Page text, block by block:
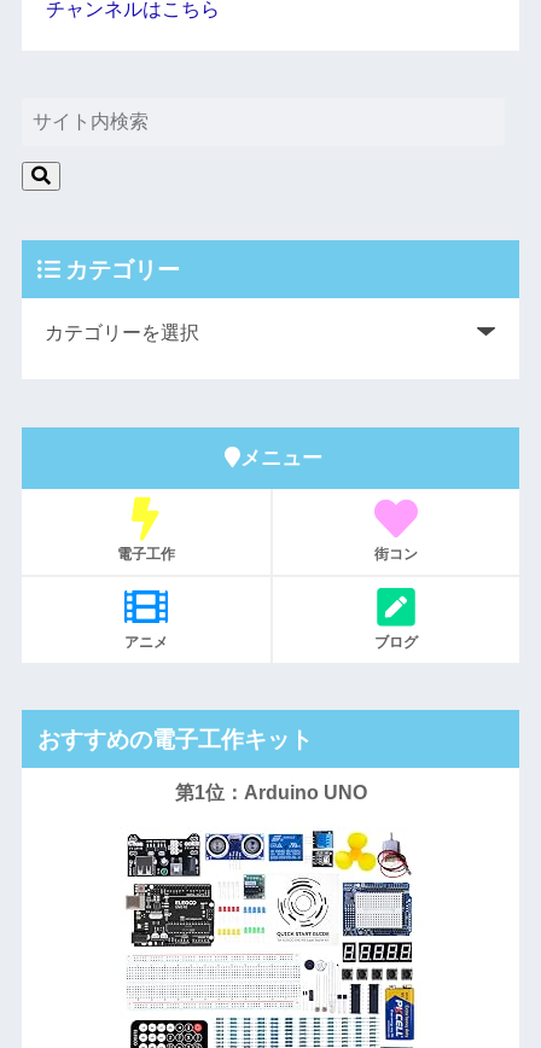
チャンネルはこちら
カテゴリー
メニュー
電子工作 街コン
アニメ ブログ
おすすめの電子工作キット
第1位：Arduino UNO